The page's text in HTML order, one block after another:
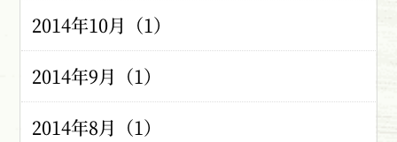
2014年10月（1）
2014年9月（1）
2014年8月（1）